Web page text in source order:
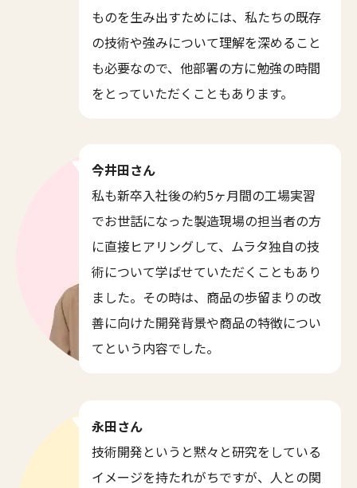
ものを生み出すためには、私たちの既存
の技術や強みについて理解を深めること
も必要なので、他部署の方に勉強の時間
をとっていただくこともあります。
今井田さん
私も新卒入社後の約5ヶ月間の工場実習
でお世話になった製造現場の担当者の方
に直接ヒアリングして、ムラタ独自の技
術について学ばせていただくこともあり
ました。その時は、商品の歩留まりの改
善に向けた開発背景や商品の特徴につい
てという内容でした。
永田さん
技術開発というと黙々と研究をしている
イメージを持たれがちですが、人との関